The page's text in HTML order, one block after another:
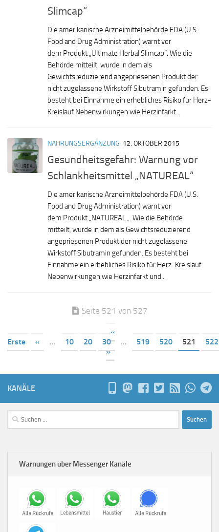
Slimcap“
Die amerikanische Arzneimittelbehörde FDA (U.S.
Food and Drug Administration) warnt vor
dem Produkt „Ultimate Herbal Slimcap“. Wie die
Behörde mitteilt, wurde in dem als
Gewichtsreduzierend angepriesenen Produkt der
nicht zugelassene Wirkstoff Sibutramin gefunden. Es
besteht bei Einnahme ein erhebliches Risiko für Herz-
Kreislauf Nebenwirkungen wie Herzinfarkt...
NAHRUNGSERGÄNZUNG 12. OKTOBER 2015
Gesundheitsgefahr: Warnung vor
Schlankheitsmittel „NATUREAL“
Die amerikanische Arzneimittelbehörde FDA (U.S.
Food and Drug Administration) warnt vor
dem Produkt „NATUREAL „. Wie die Behörde
mitteilt, wurde in dem als Gewichtsreduzierend
angepriesenen Produkt der nicht zugelassene
Wirkstoff Sibutramin gefunden. Es besteht bei
Einnahme ein erhebliches Risiko für Herz-Kreislauf
Nebenwirkungen wie Herzinfarkt und...
Seite 521 von 527
«
Erste
« ... 10 20 30 ... 519 520 521
522
»
KANÄLE
Suchen
nach:
Warnungen über Messenger Kanäle